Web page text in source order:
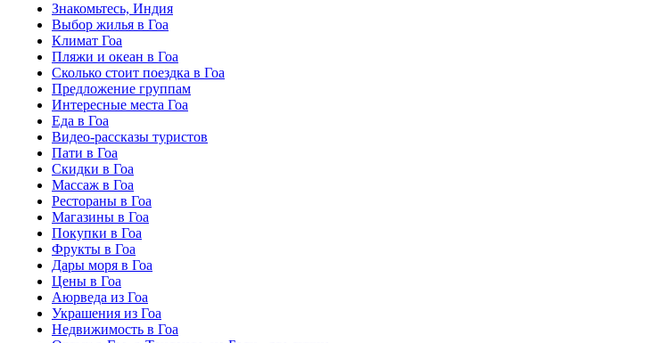
Знакомьтесь, Индия
Выбор жилья в Гоа
Климат Гоа
Пляжи и океан в Гоа
Сколько стоит поездка в Гоа
Предложение группам
Интересные места Гоа
Еда в Гоа
Видео-рассказы туристов
Пати в Гоа
Скидки в Гоа
Массаж в Гоа
Рестораны в Гоа
Магазины в Гоа
Покупки в Гоа
Фрукты в Гоа
Дары моря в Гоа
Цены в Гоа
Аюрведа из Гоа
Украшения из Гоа
Недвижимость в Гоа